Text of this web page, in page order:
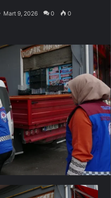
Mart 9, 2026 0 0